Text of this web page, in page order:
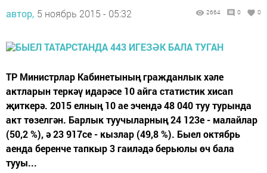
автор, 5 ноябрь 2015 - 05:32 2664 0 0
ТР Министрлар Кабинетының гражданлык хәле
актларын теркәү идарәсе 10 айга статистик хисап
җиткерә. 2015 елның 10 ае эчендә 48 040 туу турында
акт төзелгән. Барлык туучыларның 24 123е - малайлар
(50,2 %), ә 23 917се - кызлар (49,8 %). Быел октябрь
аенда беренче тапкыр 3 гаиләдә берьюлы өч бала
тууы...